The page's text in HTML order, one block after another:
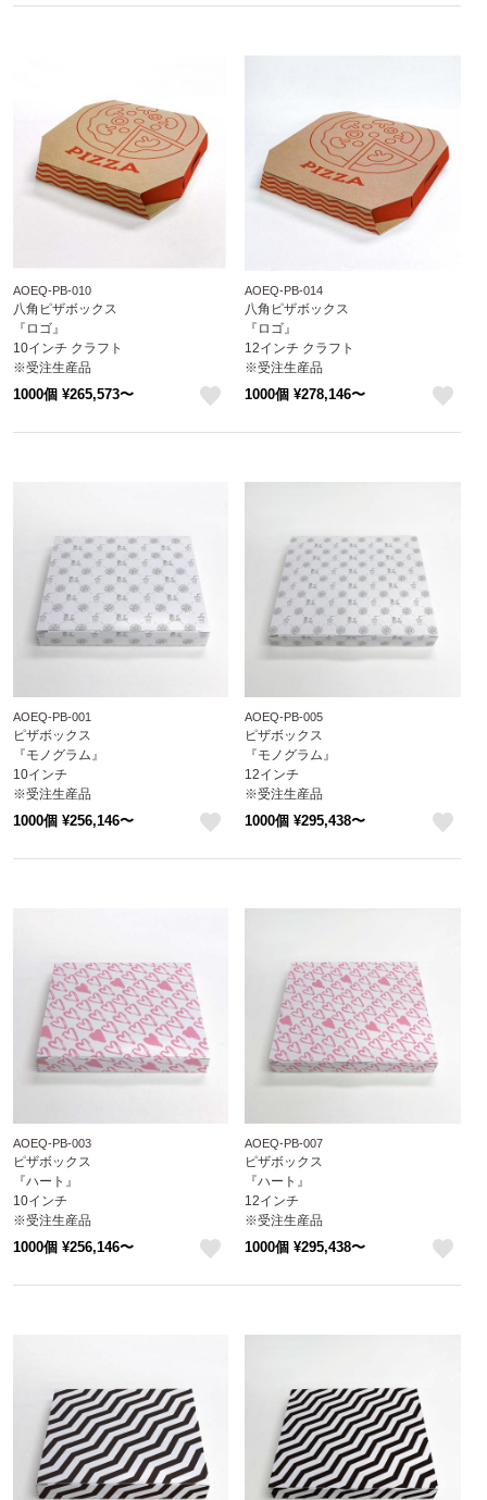
AOEQ-PB-010
八角ピザボックス
『ロゴ』
10インチ クラフト
※受注生産品
※沖縄・離島 送料別途
1000個 ¥265,573〜
AOEQ-PB-014
八角ピザボックス
『ロゴ』
12インチ クラフト
※受注生産品
※沖縄・離島 送料別途
1000個 ¥278,146〜
AOEQ-PB-001
ピザボックス
『モノグラム』
10インチ
※受注生産品
※沖縄・離島 送料別途
1000個 ¥256,146〜
AOEQ-PB-005
ピザボックス
『モノグラム』
12インチ
※受注生産品
※沖縄・離島 送料別途
1000個 ¥295,438〜
AOEQ-PB-003
ピザボックス
『ハート』
10インチ
※受注生産品
※沖縄・離島 送料別途
1000個 ¥256,146〜
AOEQ-PB-007
ピザボックス
『ハート』
12インチ
※受注生産品
※沖縄・離島 送料別途
1000個 ¥295,438〜